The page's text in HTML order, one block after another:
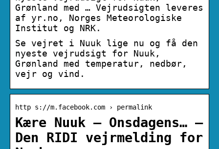
Grønland med … Vejrudsigten leveres
af yr.no, Norges Meteorologiske
Institut og NRK.
Se vejret i Nuuk lige nu og få den
nyeste vejrudsigt for Nuuk,
Grønland med temperatur, nedbør,
vejr og vind.
http s://m.facebook.com › permalink
Kære Nuuk – Onsdagens… –
Den RIDI vejrmelding for